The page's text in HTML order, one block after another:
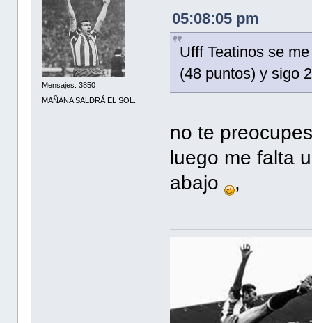
Mensajes: 3850
MAÑANA SALDRÁ EL SOL.
05:08:05 pm
Ufff Teatinos se
(48 puntos) y sigo
no te
luego me falta
abajo
,